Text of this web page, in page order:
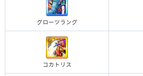
グローツラング
コカトリス